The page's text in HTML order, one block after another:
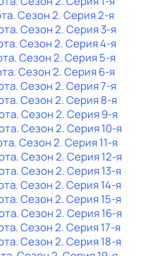
. Сезон 2. Серия 2-я
. Сезон 2. Серия 3-я
. Сезон 2. Серия 4-я
. Сезон 2. Серия 5-я
. Сезон 2. Серия 6-я
. Сезон 2. Серия 7-я
. Сезон 2. Серия 8-я
. Сезон 2. Серия 9-я
. Сезон 2. Серия 10-я
. Сезон 2. Серия 11-я
. Сезон 2. Серия 12-я
. Сезон 2. Серия 13-я
. Сезон 2. Серия 14-я
. Сезон 2. Серия 15-я
. Сезон 2. Серия 16-я
. Сезон 2. Серия 17-я
. Сезон 2. Серия 18-я